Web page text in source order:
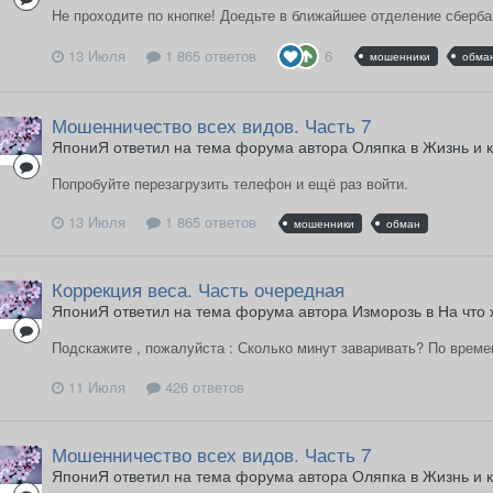
Не проходите по кнопке! Доедьте в ближайшее отделение
13 Июля
1 865 ответов 6 мошенники
Мошенничество всех видов. Часть 7
ЯпониЯ ответил на тема форума автора Оляпка в Жизнь и
Попробуйте перезагрузить телефон и ещё раз войти.
13 Июля
1 865 ответов мошенники обман
Коррекция веса. Часть очередная
ЯпониЯ ответил на тема форума автора Изморозь в На что
Подскажите , пожалуйста : Сколько минут заваривать? По
11 Июля
426 ответов
Мошенничество всех видов. Часть 7
ЯпониЯ ответил на тема форума автора Оляпка в Жизнь и